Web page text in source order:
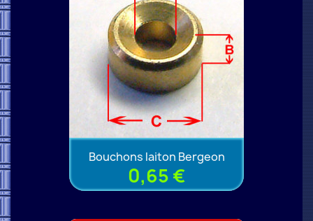
Bouchons laiton Bergeon
0,65 €